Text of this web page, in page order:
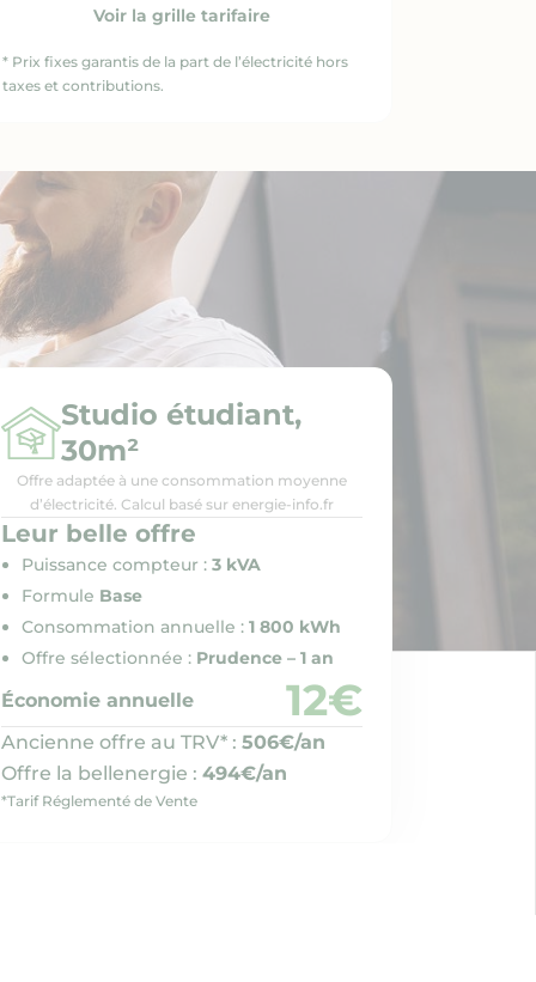
Voir la grille tarifaire
* Prix fixes garantis de la part de l’électricité hors
taxes et contributions.
Studio étudiant,
30m²
Offre adaptée à une consommation moyenne
d’électricité. Calcul basé sur energie-info.fr
Leur belle offre
Puissance compteur : 3 kVA
Formule Base
Consommation annuelle : 1 800 kWh
Offre sélectionnée : Prudence – 1 an
Économie annuelle 12€
Ancienne offre au TRV* : 506€/an
Offre la bellenergie : 494€/an
*Tarif Réglementé de Vente